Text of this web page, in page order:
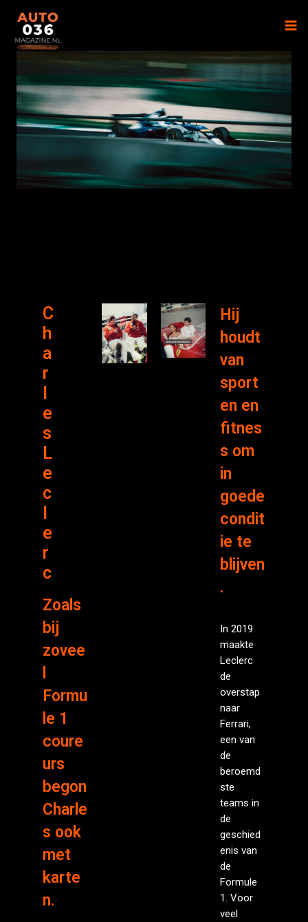
C
h
a
r
l
e
s
L
e
c
l
e
r
c
Zoals
bij
zovee
Formu
le 1
coure
urs
begon
Charle
s ook
met
karte
n.
Hij
houdt
van
sport
en en
fitnes
s om
in
goede
condit
ie te
blijven
.
In 2019
maakte
Leclerc
de
overstap
naar
Ferrari,
een van
de
beroemd
ste
teams in
de
geschied
enis van
de
Formule
1. Voor
veel